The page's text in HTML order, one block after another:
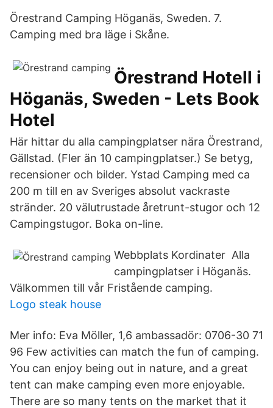
Örestrand Camping Höganäs, Sweden. 7.
Camping med bra läge i Skåne.
Örestrand Hotell i
Höganäs, Sweden - Lets Book
Hotel
Här hittar du alla campingplatser nära Örestrand,
Gällstad. (Fler än 10 campingplatser.) Se betyg,
recensioner och bilder. Ystad Camping med ca
200 m till en av Sveriges absolut vackraste
stränder. 20 välutrustade åretrunt-stugor och 12
Campingstugor. Boka on-line.
Webbplats Kordinater Alla
campingplatser i Höganäs.
Välkommen till vår Fristående camping.
Logo steak house
Mer info: Eva Möller, 1,6 ambassadör: 0706-30 71
96 Few activities can match the fun of camping.
You can enjoy being out in nature, and a great
tent can make camping even more enjoyable.
There are so many tents on the market that it